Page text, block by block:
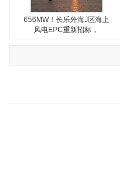
656MW！长乐外海J区海上
风电EPC重新招标，